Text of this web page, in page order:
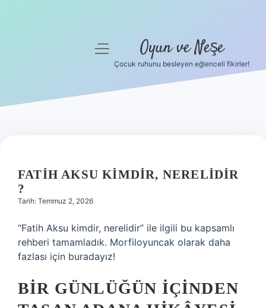
Hakkımızda
menüyü
Oyun ve Neşe
Çocuk ruhunu besleyen eğlenceli fikirler!
FATIH AKSU KIMDIR, NERELIDIR
?
Tarih: Temmuz 2, 2026
“Fatih Aksu kimdir, nerelidir” ile ilgili bu kapsamlı
rehberi tamamladık. Morfiloyuncak olarak daha
fazlası için buradayız!
BIR GÜNLÜĞÜN İÇINDEN